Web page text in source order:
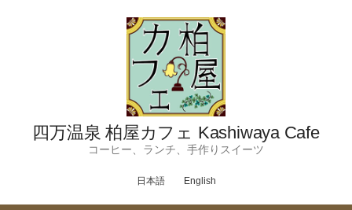
四万温泉 柏屋カフェ Kashiwaya Cafe
コーヒー、ランチ、手作りスイーツ
日本語 English